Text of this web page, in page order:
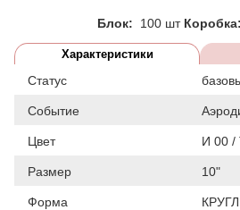
Блок: 100 шт Коробка:
Характеристики
Статус
Событие
Цвет И 00 /
Размер 10"
Форма